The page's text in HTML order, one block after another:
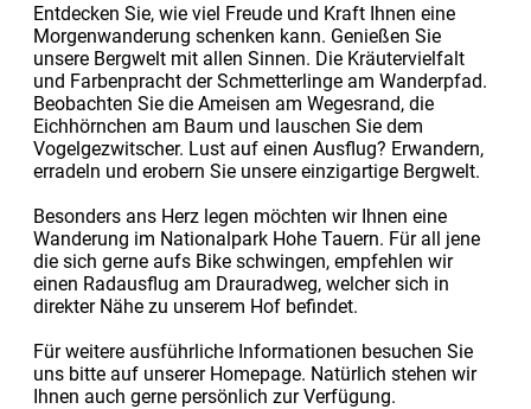
Entdecken Sie, wie viel Freude und Kraft Ihnen eine
Morgenwanderung schenken kann. Genießen Sie
unsere Bergwelt mit allen Sinnen. Die Kräutervielfalt
und Farbenpracht der Schmetterlinge am Wanderpfad.
Beobachten Sie die Ameisen am Wegesrand, die
Eichhörnchen am Baum und lauschen Sie dem
Vogelgezwitscher. Lust auf einen Ausflug? Erwandern,
erradeln und erobern Sie unsere einzigartige Bergwelt.
Besonders ans Herz legen möchten wir Ihnen eine
Wanderung im Nationalpark Hohe Tauern. Für all jene
die sich gerne aufs Bike schwingen, empfehlen wir
einen Radausflug am Drauradweg, welcher sich in
direkter Nähe zu unserem Hof befindet.
Für weitere ausführliche Informationen besuchen Sie
uns bitte auf unserer Homepage. Natürlich stehen wir
Ihnen auch gerne persönlich zur Verfügung.